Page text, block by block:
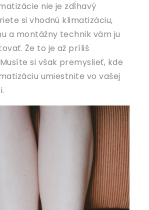
nie je zdĺhavý
si vhodnú klimatizáciu,
a montážny technik vám ju
Že to je až príliš
si však premyslieť, kde
umiestnite vo vašej